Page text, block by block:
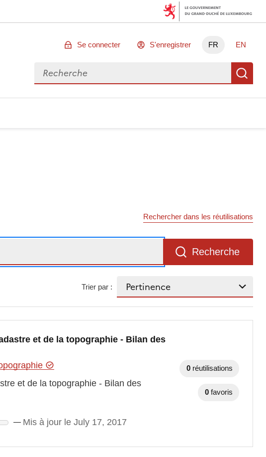
Se connecter S'enregistrer FR EN
Rechercher des données
Rechercher dans les réutilisations
Recherche
Trier par :
et de la topographie - Bilan des
et de la topographie - Bilan des
Mis à jour le July 17, 2017
0 réutilisations
0 favoris